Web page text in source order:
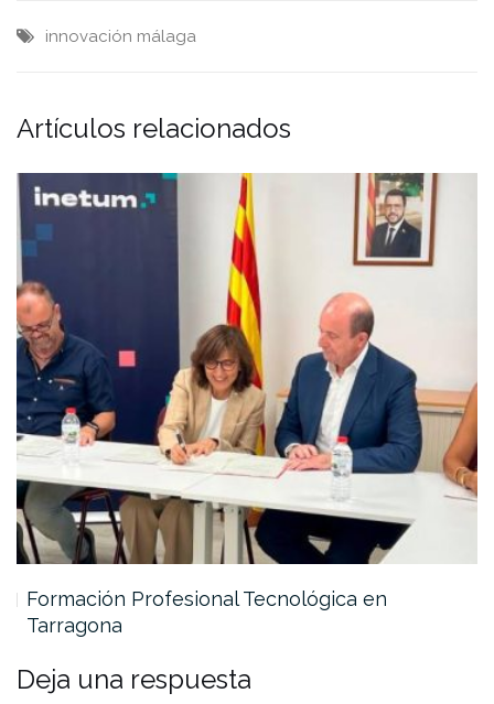
innovación málaga
Artículos relacionados
Formación Profesional Tecnológica en
Tarragona
Deja una respuesta